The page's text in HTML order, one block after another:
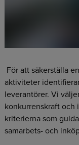
För att säkerställa
aktiviteter
leverantörer. Vi
konkurrenskraft och
kriterierna som
samarbets- och